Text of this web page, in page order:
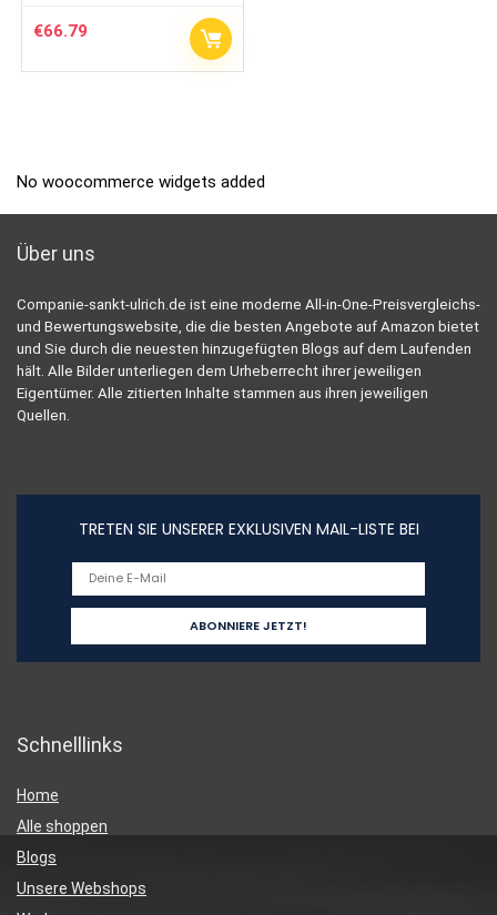
€66.79
No woocommerce widgets added
Über uns
Companie-sankt-ulrich.de ist eine moderne All-in-One-Preisvergleichs-
und Bewertungswebsite, die die besten Angebote auf Amazon bietet
und Sie durch die neuesten hinzugefügten Blogs auf dem Laufenden
hält. Alle Bilder unterliegen dem Urheberrecht ihrer jeweiligen
Eigentümer. Alle zitierten Inhalte stammen aus ihren jeweiligen
Quellen.
TRETEN SIE UNSERER EXKLUSIVEN MAIL-LISTE BEI
Schnelllinks
Home
Alle shoppen
Blogs
Unsere Webshops